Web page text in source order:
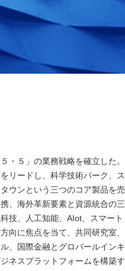
・５」の業務戦略を確立した。
リードし、科学技術パーク、ス
ウンという三つのコア製品を売
、海外革新要素と資源統合の三
技、人工知能、AIot、スマート
向に焦点を当て、共同研究室、
、国際金融とグロバールインキ
ネスプラットフォームを構築す